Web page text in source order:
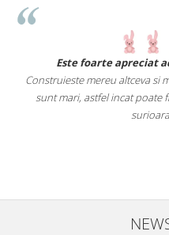
Este foarte apreciat
Construieste mereu altceva si
sunt mari, astfel incat poate